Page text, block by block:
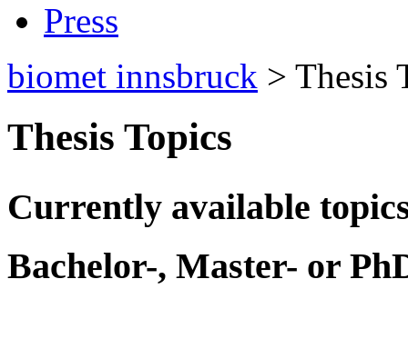
Press
biomet innsbruck > Thesis
Thesis Topics
Currently available
Bachelor-, Master- or